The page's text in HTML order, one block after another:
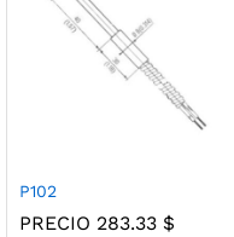
P102
PRECIO 283.33 $